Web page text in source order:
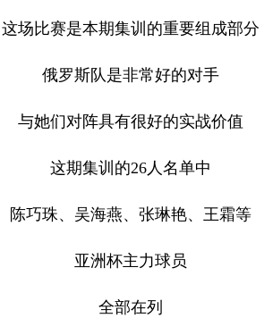
这场比赛是本期集训的重要组成部分
俄罗斯队是非常好的对手
与她们对阵具有很好的实战价值
这期集训的26人名单中
陈巧珠、吴海燕、张琳艳、王霜等
亚洲杯主力球员
全部在列